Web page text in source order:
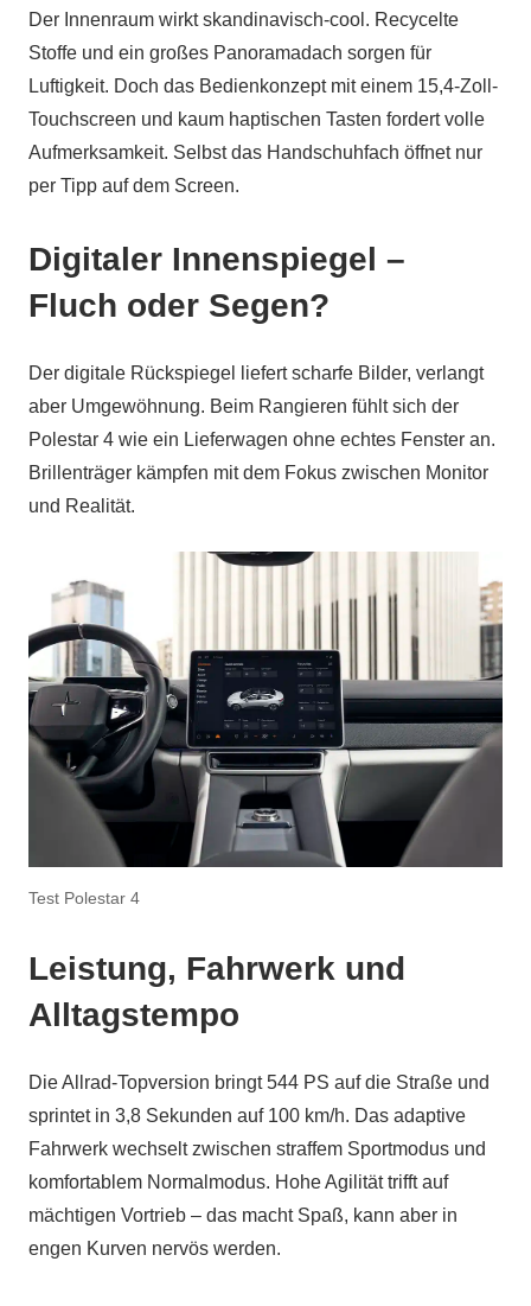
Der Innenraum wirkt skandinavisch-cool. Recycelte
Stoffe und ein großes Panoramadach sorgen für
Luftigkeit. Doch das Bedienkonzept mit einem 15,4-Zoll-
Touchscreen und kaum haptischen Tasten fordert volle
Aufmerksamkeit. Selbst das Handschuhfach öffnet nur
per Tipp auf dem Screen.
Digitaler Innenspiegel –
Fluch oder Segen?
Der digitale Rückspiegel liefert scharfe Bilder, verlangt
aber Umgewöhnung. Beim Rangieren fühlt sich der
Polestar 4 wie ein Lieferwagen ohne echtes Fenster an.
Brillenträger kämpfen mit dem Fokus zwischen Monitor
und Realität.
Test Polestar 4
Leistung, Fahrwerk und
Alltagstempo
Die Allrad-Topversion bringt 544 PS auf die Straße und
sprintet in 3,8 Sekunden auf 100 km/h. Das adaptive
Fahrwerk wechselt zwischen straffem Sportmodus und
komfortablem Normalmodus. Hohe Agilität trifft auf
mächtigen Vortrieb – das macht Spaß, kann aber in
engen Kurven nervös werden.